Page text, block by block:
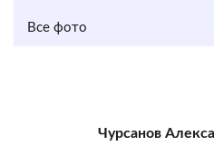
Все фото
Чурсанов